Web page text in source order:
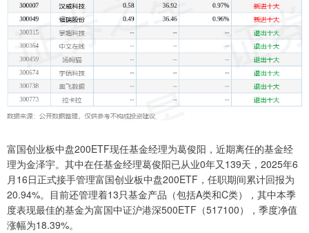
富国创业板中盘200ETF现任基金经理为葛俊阳，近期离任的基金经
理为金泽宇。其中在任基金经理葛俊阳已从业0年又139天，2025年6
月16日正式接手管理富国创业板中盘200ETF，任职期间累计回报为
20.94%。目前还管理着13只基金产品（包括A类和C类），其中本季
度表现最佳的基金为富国中证沪港深500ETF（517100），季度净值
涨幅为18.39%。